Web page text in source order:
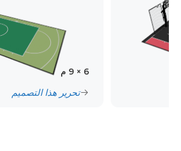
6 × 9 م
تحرير هذا التصميم